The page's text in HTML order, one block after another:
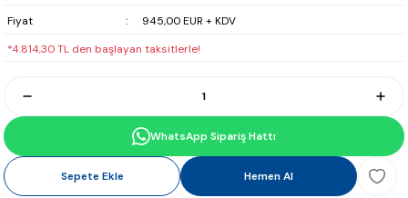
Fiyat
945,00 EUR + KDV
*4.814,30 TL den başlayan taksitlerle!
WhatsApp Sipariş Hattı
Sepete Ekle Hemen Al